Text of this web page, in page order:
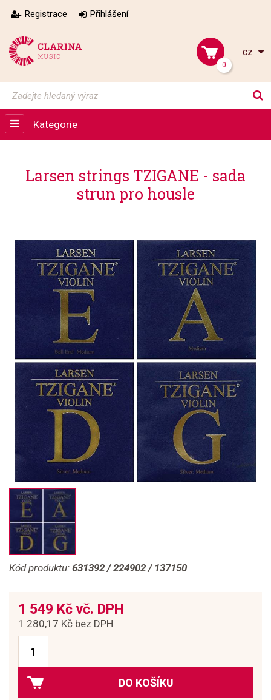
Registrace Přihlášení
0
cz
Kategorie
Larsen strings TZIGANE - sada
strun pro housle
Kód produktu: 631392 / 224902 / 137150
1 549 Kč vč. DPH
1 280,17 Kč bez DPH
DO KOŠÍKU